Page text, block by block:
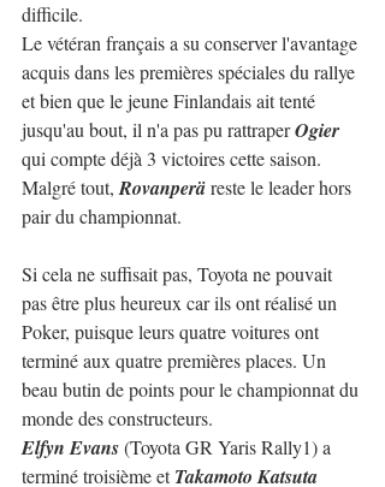
difficile.
Le vétéran français a su conserver l'avantage
acquis dans les premières spéciales du rallye
et bien que le jeune Finlandais ait tenté
jusqu'au bout, il n'a pas pu rattraper Ogier
qui compte déjà 3 victoires cette saison.
Malgré tout, Rovanperä reste le leader hors
pair du championnat.
Si cela ne suffisait pas, Toyota ne pouvait
pas être plus heureux car ils ont réalisé un
Poker, puisque leurs quatre voitures ont
terminé aux quatre premières places. Un
beau butin de points pour le championnat du
monde des constructeurs.
Elfyn Evans (Toyota GR Yaris Rally1) a
terminé troisième et Takamoto Katsuta